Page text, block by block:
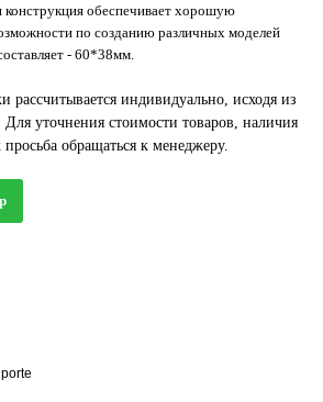
обеспечивает хорошую
по созданию различных моделей
- 60*38мм.
рассчитывается индивидуально, исходя из
Для уточнения стоимости товаров, наличия
обращаться к менеджеру.